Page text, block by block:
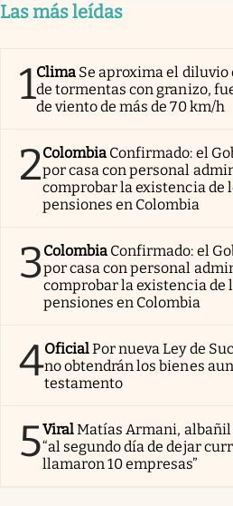
Las más leídas
1Clima Se aproxima el diluvio
de tormentas con granizo,
de viento de más de 70 km/h
2Colombia Confirmado: el
por casa con personal
comprobar la existencia de
pensiones en Colombia
3Colombia Confirmado: el
por casa con personal
comprobar la existencia de
pensiones en Colombia
4OficialPor nueva Ley de
no obtendrán los bienes
testamento
5ViralMatías Armani,
“al segundo día de dejar
llamaron 10 empresas”